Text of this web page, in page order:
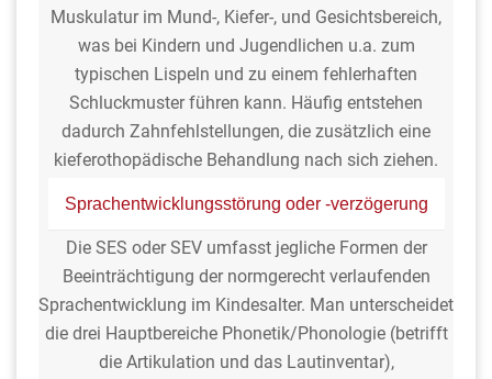
Muskulatur im Mund-, Kiefer-, und Gesichtsbereich,
was bei Kindern und Jugendlichen u.a. zum
typischen Lispeln und zu einem fehlerhaften
Schluckmuster führen kann. Häufig entstehen
dadurch Zahnfehlstellungen, die zusätzlich eine
kieferothopädische Behandlung nach sich ziehen.
Sprachentwicklungsstörung oder -verzögerung
Die SES oder SEV umfasst jegliche Formen der
Beeinträchtigung der normgerecht verlaufenden
Sprachentwicklung im Kindesalter. Man unterscheidet
die drei Hauptbereiche Phonetik/Phonologie (betrifft
die Artikulation und das Lautinventar),